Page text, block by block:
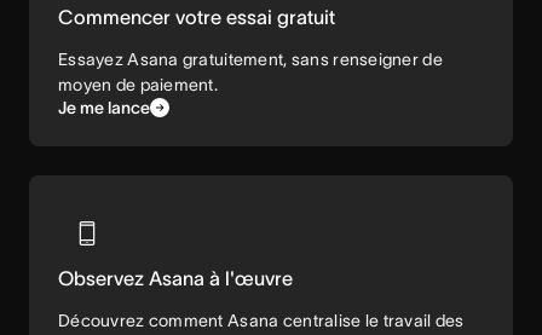
Commencer votre essai gratuit
Essayez Asana gratuitement, sans renseigner de
moyen de paiement.
Je me lance
Observez Asana à l'œuvre
Découvrez comment Asana centralise le travail des